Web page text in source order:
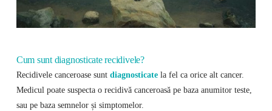
Cum sunt diagnosticate recidivele?
Recidivele canceroase sunt diagnosticatela fel ca orice alt cancer.
Medicul poate suspecta o recidivă canceroasă pe baza anumitor teste,
sau pe baza semnelor și simptomelor.